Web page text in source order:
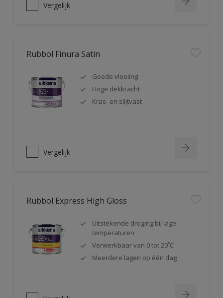
Vergelijk
Rubbol Finura Satin
Goede vloeiing
Hoge dekkracht
Kras- en slijtvast
Vergelijk
Rubbol Express High Gloss
Uitstekende droging bij lage
temperaturen
Verwerkbaar van 0 tot 20˚C
Meerdere lagen op één dag